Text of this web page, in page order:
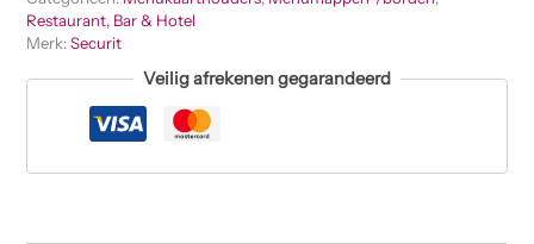
Restaurant, Bar & Hotel
Merk:Securit
Veilig afrekenen gegarandeerd